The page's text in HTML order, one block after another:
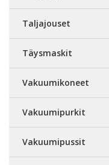
Taljajouset
Täysmaskit
Vakuumikoneet
Vakuumipurkit
Vakuumipussit